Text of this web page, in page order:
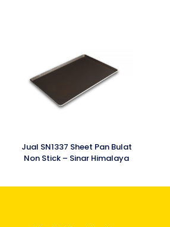
Jual SN1337 Sheet Pan Bulat
Non Stick – Sinar Himalaya